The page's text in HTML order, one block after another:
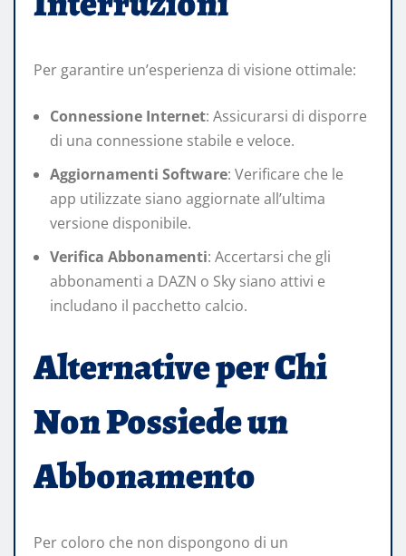
Per garantire un’esperienza di visione ottimale:​
Connessione Internet: Assicurarsi di disporre
di una connessione stabile e veloce.​
Aggiornamenti Software: Verificare che le
app utilizzate siano aggiornate all’ultima
versione disponibile.​
Verifica Abbonamenti: Accertarsi che gli
abbonamenti a DAZN o Sky siano attivi e
includano il pacchetto calcio.
Alternative per Chi
Non Possiede un
Abbonamento
Per coloro che non dispongono di un